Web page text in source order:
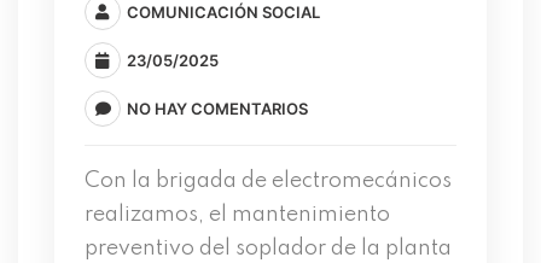
COMUNICACIÓN SOCIAL
23/05/2025
NO HAY COMENTARIOS
Con la brigada de electromecánicos
realizamos, el mantenimiento
preventivo del soplador de la planta